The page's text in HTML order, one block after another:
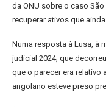
da ONU sobre o caso
recuperar ativos que
Numa resposta à Lusa, à
judicial 2024, que
que o parecer era relativo
angolano esteve preso